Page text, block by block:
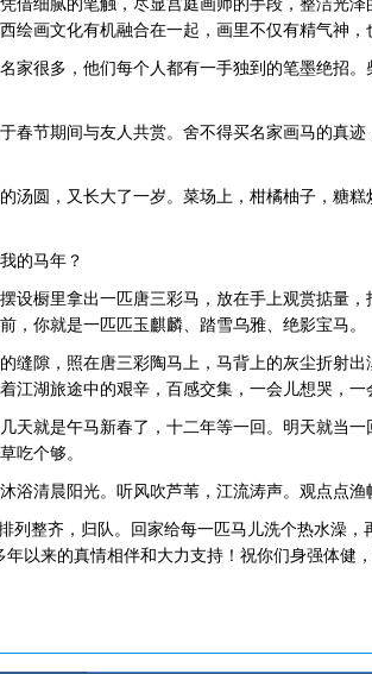
借细腻的笔触，尽显宫庭画师的手段，整洁光
绘画文化有机融合在一起，画里不仅有精气神，
很多，他们每个人都有一手独到的笔墨绝招。
节期间与友人共赏。舍不得买名家画马的真迹
圆，又长大了一岁。菜场上，柑橘柚子，糖糕
的马年？
橱里拿出一匹唐三彩马，放在手上观赏掂量，
，你就是一匹匹玉麒麟、踏雪乌雅、绝影宝马。
隙，照在唐三彩陶马上，马背上的灰尘折射出
江湖旅途中的艰辛，百感交集，一会儿想哭，一
就是午马新春了，十二年等一回。明天就当一
吃个够。
清晨阳光。听风吹芦苇，江流涛声。观点点渔
整齐，归队。回家给每一匹马儿洗个热水澡，
以来的真情相伴和大力支持！祝你们身强体健